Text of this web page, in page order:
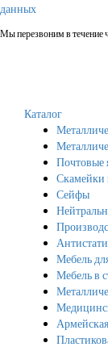
данных
Мы перезвоним в течение
Каталог
Почтовые
Скамейки
Сейфы
Мебель
Мебель в